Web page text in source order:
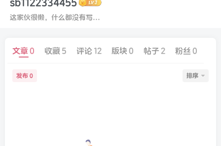
这家伙很懒，什么都没有写...
文章0 收藏 5 评论 12 版块 0 帖子 2 粉丝 0
发布 0 排序